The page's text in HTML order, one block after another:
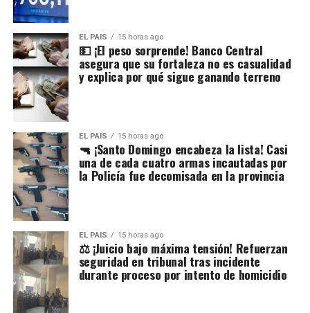
EL PAIS 15 horas ago
💵 ¡El peso sorprende! Banco Central
asegura que su fortaleza no es casualidad
y explica por qué sigue ganando terreno
EL PAIS 15 horas ago
🔫 ¡Santo Domingo encabeza la lista! Casi
una de cada cuatro armas incautadas por
la Policía fue decomisada en la provincia
EL PAIS 15 horas ago
⚖️ ¡Juicio bajo máxima tensión! Refuerzan
seguridad en tribunal tras incidente
durante proceso por intento de homicidio